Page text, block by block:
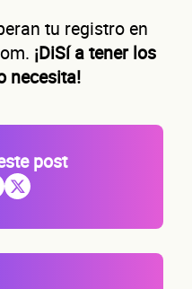
tu registro en
¡DiSí a tener los
necesita!
post